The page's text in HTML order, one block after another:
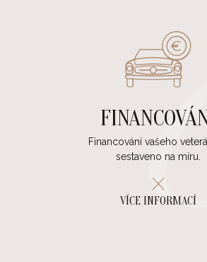
Financování vašeho
sestaveno na míru.
VÍCE INFORMACÍ